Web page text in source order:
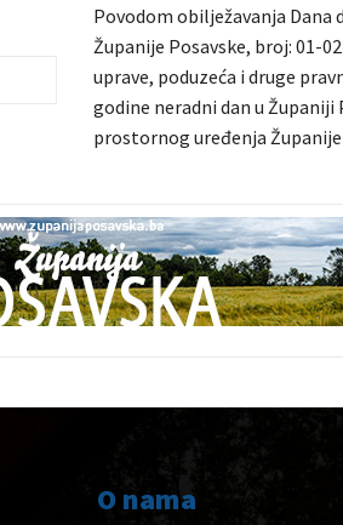
Povodom obilježavanja Dana
Županije Posavske, broj: 01-
uprave, poduzeća i druge
godine neradni dan u
prostornog uređenja Županije
O nama